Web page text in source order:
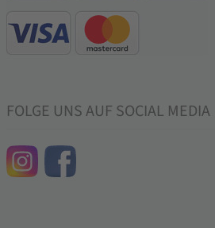
FOLGE UNS AUF SOCIAL MEDIA